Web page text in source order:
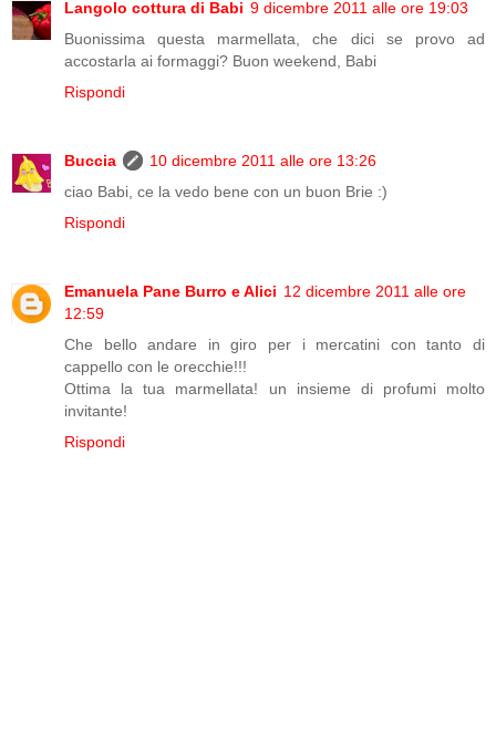
Langolo cottura di Babi 9 dicembre 2011 alle ore 19:03
Buonissima questa marmellata, che dici se provo ad
accostarla ai formaggi? Buon weekend, Babi
Rispondi
Buccia
10 dicembre 2011 alle ore 13:26
ciao Babi, ce la vedo bene con un buon Brie :)
Rispondi
Emanuela Pane Burro e Alici 12 dicembre 2011 alle ore
12:59
Che bello andare in giro per i mercatini con tanto di
cappello con le orecchie!!!
Ottima la tua marmellata! un insieme di profumi molto
invitante!
Rispondi